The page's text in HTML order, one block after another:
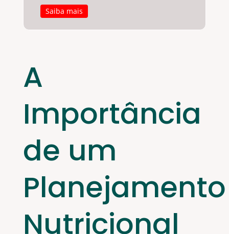
Saiba mais
A
Importância
de um
Planejamento
Nutricional